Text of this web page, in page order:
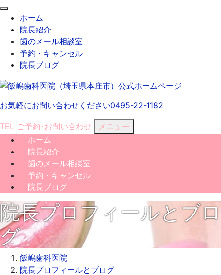
ホーム
院長紹介
歯のメール相談室
予約・キャンセル
院長ブログ
お気軽にお問い合わせください0495-22-1182
TEL ご予約･ お問い合わせ
メニュー
ホーム
院長紹介
歯のメール相談室
予約・キャンセル
院長ブログ
院長プロフィールとブロ
グ
飯嶋歯科医院
院長プロフィールとブログ